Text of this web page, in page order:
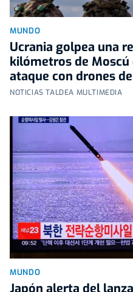
MUNDO
Ucrania golpea una
kilómetros de
ataque con drones
NOTICIAS TALDEA MULTIMEDIA
MUNDO
Japón alerta del